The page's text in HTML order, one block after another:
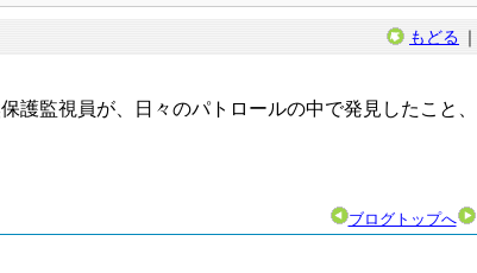
もどる ｜
護監視員が、日々のパトロールの中で発見したこと
ブログトップへ